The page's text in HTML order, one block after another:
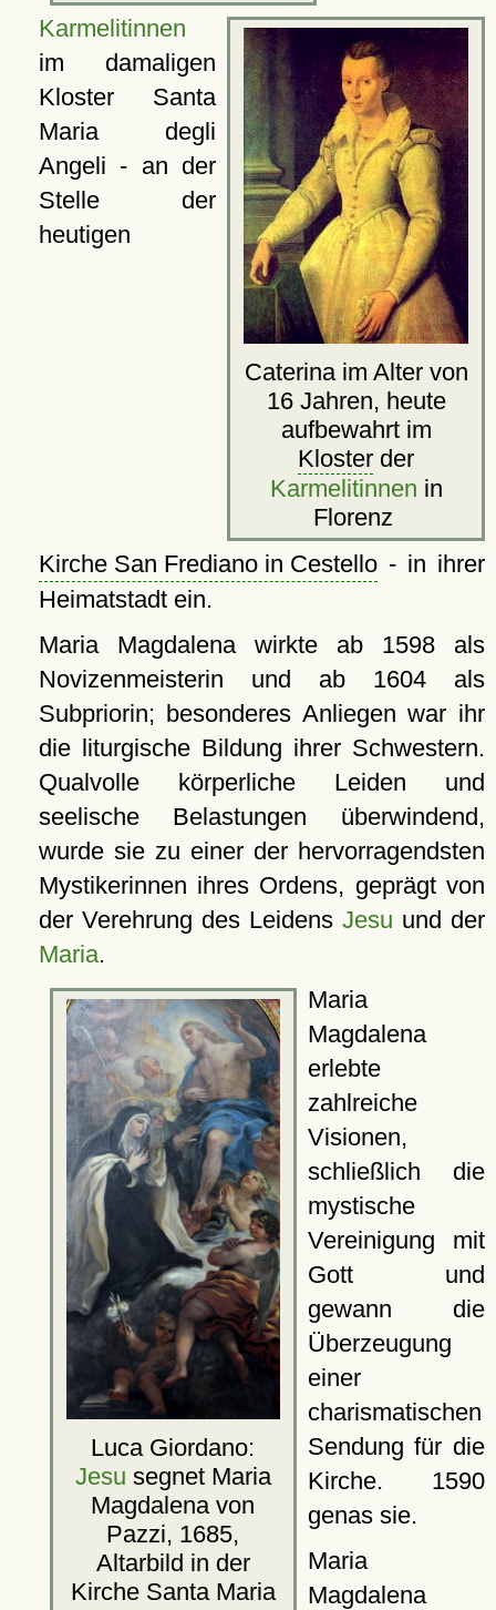
Caterina im Alter von
16 Jahren, heute
aufbewahrt im
Kloster der
Karmelitinnen in
Florenz
Karmelitinnen
im damaligen
Kloster Santa
Maria degli
Angeli - an der
Stelle der
heutigen
Kirche San Frediano in Cestello- in ihrer
Heimatstadt ein.
Maria Magdalena wirkte ab 1598 als
Novizenmeisterin und ab 1604 als
Subpriorin; besonderes Anliegen war ihr
die liturgische Bildung ihrer Schwestern.
Qualvolle körperliche Leiden und
seelische Belastungen überwindend,
wurde sie zu einer der hervorragendsten
Mystikerinnen ihres Ordens, geprägt von
der Verehrung des Leidens Jesu und der
Maria.
Luca Giordano:
Jesu segnet Maria
Magdalena von
Pazzi, 1685,
Altarbild in der
Kirche Santa Maria
Maria
Magdalena
erlebte
zahlreiche
Visionen,
schließlich die
mystische
Vereinigung mit
Gott und
gewann die
Überzeugung
einer
charismatischen
Sendung für die
Kirche. 1590
genas sie.
Maria
Magdalena